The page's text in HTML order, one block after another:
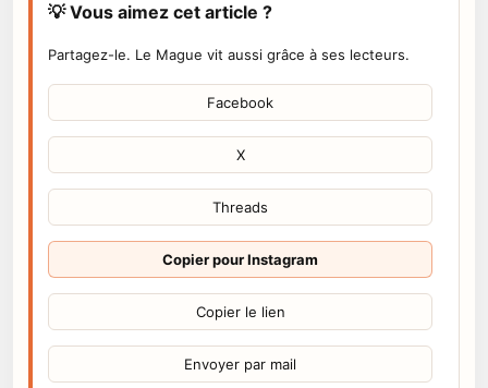
💡 Vous aimez cet article ?
Partagez-le. Le Mague vit aussi grâce à ses lecteurs.
Facebook
X
Threads
Copier pour Instagram
Copier le lien
Envoyer par mail